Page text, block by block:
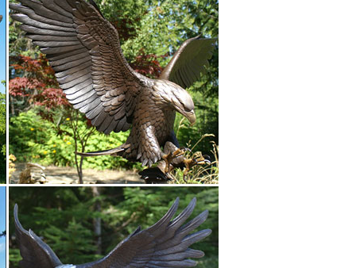
статуэтка "Собака Тaksa/
память.Символы, оберегающие от злых
бюсты, статуэтки, фигурки. Наборы
богов и видных деятелей
По акции По наличию По